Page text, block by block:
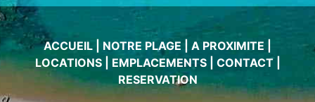
ACCUEIL NOTRE PLAGE A PROXIMITE
LOCATIONS| EMPLACEMENTS| CONTACT|
RESERVATION